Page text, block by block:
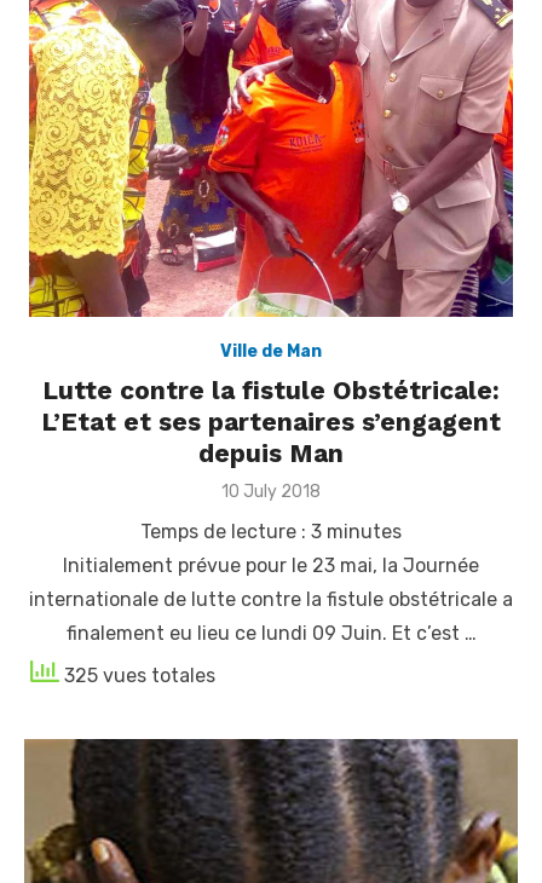
Ville de Man
Lutte contre la fistule Obstétricale:
L’Etat et ses partenaires s’engagent
depuis Man
Posted
10 July 2018
Temps de lecture : 3 minutes
Initialement prévue pour le 23 mai, la Journée
internationale de lutte contre la fistule obstétricale a
finalement eu lieu ce lundi 09 Juin. Et c’est …
325 vues totales